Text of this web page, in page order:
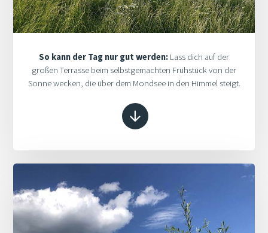
So kann der Tag nur gut werden: Lass dich auf der
großen Terrasse beim selbstgemachten Frühstück von der
Sonne wecken, die über dem Mondsee in den Himmel steigt.